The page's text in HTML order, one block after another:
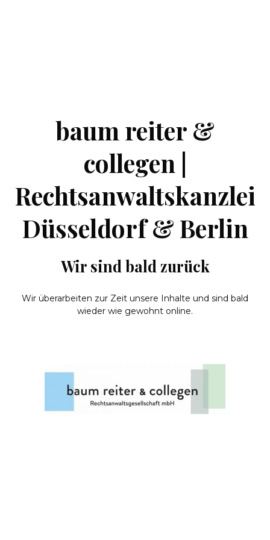
baum reiter &
collegen |
Rechtsanwaltskanzlei
Düsseldorf & Berlin
Wir sind bald zurück
Wir überarbeiten zur Zeit unsere Inhalte und sind bald
wieder wie gewohnt online.